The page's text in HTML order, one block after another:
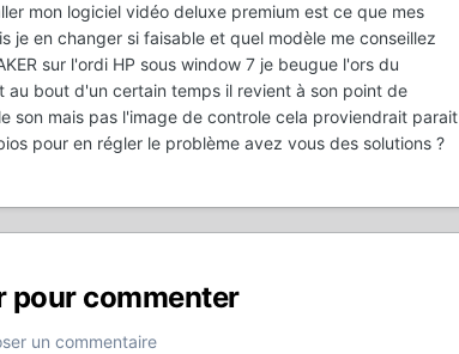
mon logiciel vidéo deluxe premium est ce que mes
en changer si faisable et quel modèle me conseillez
sur l'ordi HP sous window 7 je beugue l'ors du
bout d'un certain temps il revient à son point de
son mais pas l'image de controle cela proviendrait parait
pour en régler le problème avez vous des solutions ?
pour commenter
un commentaire